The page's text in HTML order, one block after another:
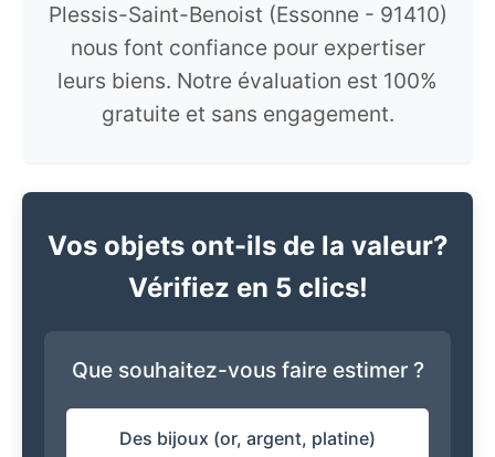
Plessis-Saint-Benoist (Essonne - 91410)
nous font confiance pour expertiser
leurs biens. Notre évaluation est 100%
gratuite et sans engagement.
Vos objets ont-ils de la valeur?
Vérifiez en 5 clics!
Que souhaitez-vous faire estimer ?
Des bijoux (or, argent, platine)